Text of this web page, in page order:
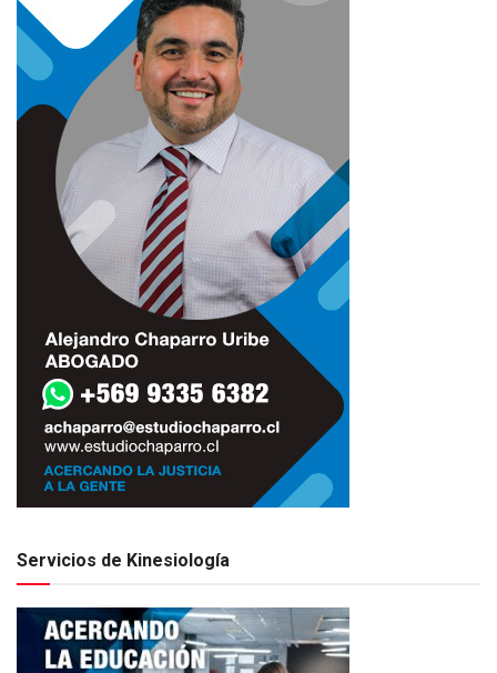
Servicios de Kinesiología